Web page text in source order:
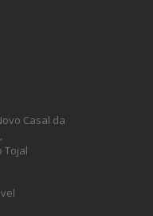
Casal da
Tojal